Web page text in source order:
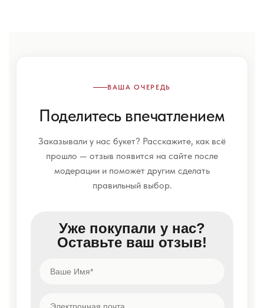
ВАША ОЧЕРЕДЬ
Поделитесь впечатлением
Заказывали у нас букет? Расскажите, как всё
прошло — отзыв появится на сайте после
модерации и поможет другим сделать
правильный выбор.
Уже покупали у нас?
Оставьте ваш отзыв!